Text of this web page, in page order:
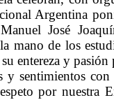
Argentina
José
mano de los
entereza y pasión
y sentimientos
por nuestra